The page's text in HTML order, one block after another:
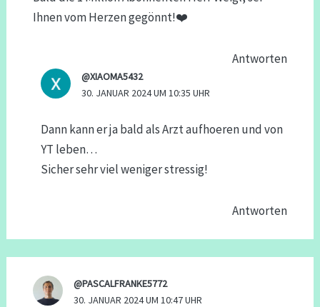
Ihnen vom Herzen gegönnt!❤️
Antworten
@XIAOMA5432
30. JANUAR 2024 UM 10:35 UHR
Dann kann er ja bald als Arzt aufhoeren und von
YT leben…
Sicher sehr viel weniger stressig!
Antworten
@PASCALFRANKE5772
30. JANUAR 2024 UM 10:47 UHR